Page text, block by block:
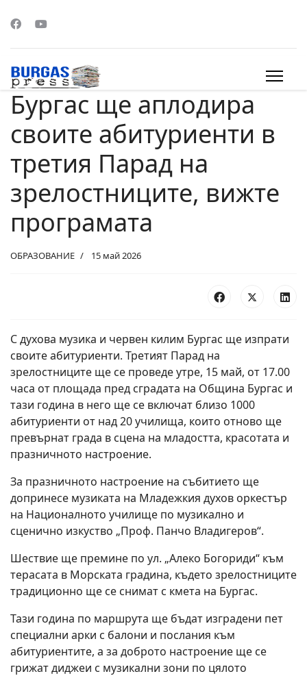
Бургас ще аплодира
своите абитуриенти в
третия Парад на
зрелостниците, вижте
програмата
ОБРАЗОВАНИЕ 15 май 2026
С духова музика и червен килим Бургас ще изпрати
своите абитуриенти. Третият Парад на
зрелостниците ще се проведе утре, 15 май, от 17.00
часа от площада пред сградата на Община Бургас и
тази година в него ще се включат близо 1000
абитуриенти от над 20 училища, които отново ще
превърнат града в сцена на младостта, красотата и
празничното настроение.
За празничното настроение на събитието ще
допринесе музиката на Младежкия духов оркестър
на Националното училище по музикално и
сценично изкуство „Проф. Панчо Владигеров“.
Шествие ще премине по ул. „Алеко Богориди“ към
терасата в Морската градина, където зрелостниците
традиционно ще се снимат с кмета на Бургас.
Тази година по маршрута ще бъдат изградени пет
специални арки с балони и послания към
абитуриентите, а за доброто настроение ще се
грижат диджеи с музикални зони по цялото